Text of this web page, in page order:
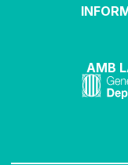
AMB